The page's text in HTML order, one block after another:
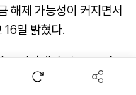
해제 가능성이 커지면서
16일 밝혔다.
트 시장에서 약 30%의
다. 당시 이란향 수출은